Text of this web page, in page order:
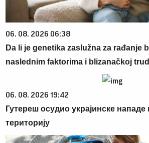
06. 08. 2026 06:38
Da li je genetika zaslužna za rađanje
naslednim faktorima i blizanačkoj
06. 08. 2026 19:42
Гутереш осудио украјинске нападе
територију